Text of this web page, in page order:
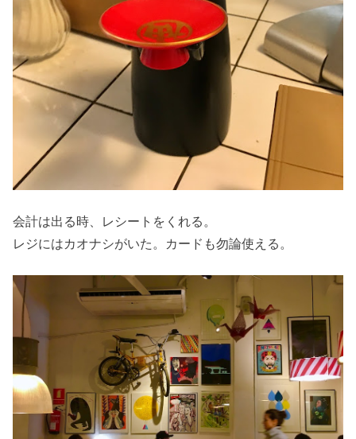
会計は出る時、レシートをくれる。
レジにはカオナシがいた。カードも勿論使える。